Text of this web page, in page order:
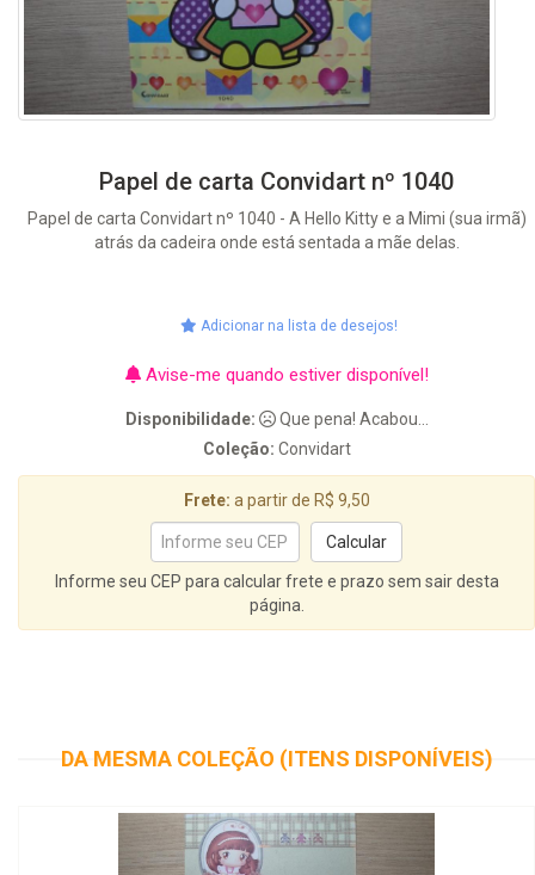
Papel de carta Convidart nº 1040
Papel de carta Convidart nº 1040 - A Hello Kitty e a Mimi (sua irmã)
atrás da cadeira onde está sentada a mãe delas.
Adicionar na lista de desejos!
Avise-me quando estiver disponível!
Disponibilidade:
Que pena! Acabou...
Coleção: Convidart
Frete: a partir de R$ 9,50
Informe seu CEP para calcular frete e prazo sem sair desta
página.
DA MESMA COLEÇÃO (ITENS DISPONÍVEIS)